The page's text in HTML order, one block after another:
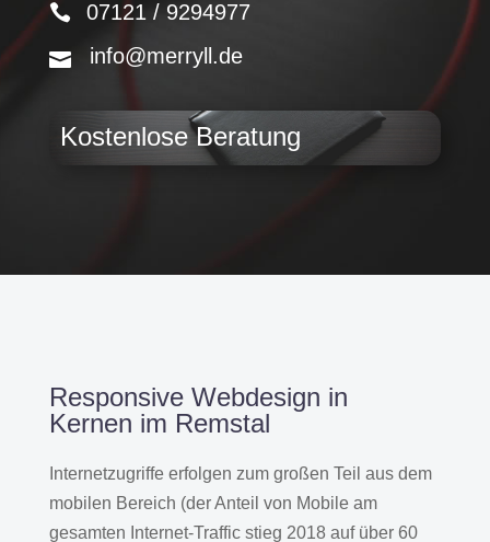
07121 / 9294977
info@merryll.de
Kostenlose Beratung
Responsive Webdesign in
Kernen im Remstal
Internetzugriffe erfolgen zum großen Teil aus dem
mobilen Bereich (der Anteil von Mobile am
gesamten Internet-Traffic stieg 2018 auf über 60